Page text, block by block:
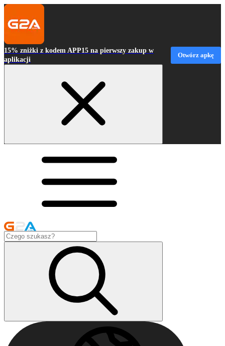
15% zniżki z kodem APP15 na pierwszy zakup w
aplikacji
Otwórz apkę